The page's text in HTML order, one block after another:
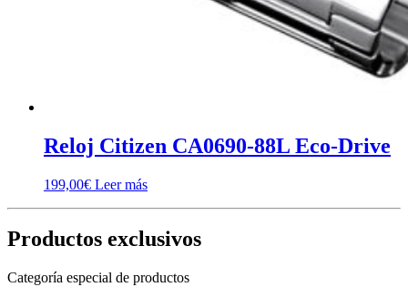
Reloj Citizen CA0690-88L Eco-Drive
199,00€ Leer más
Productos exclusivos
Categoría especial de productos